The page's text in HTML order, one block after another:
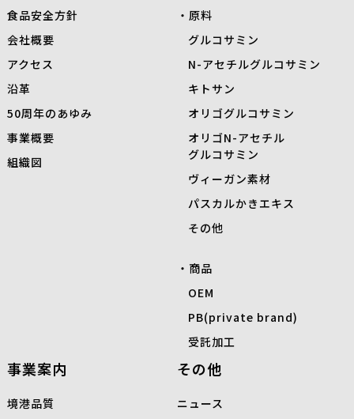
食品安全方針
会社概要
アクセス
沿革
50周年のあゆみ
事業概要
組織図
原料
グルコサミン
N-アセチルグルコサミン
キトサン
オリゴグルコサミン
オリゴN-アセチル
グルコサミン
ヴィーガン素材
パスカルかきエキス
その他
商品
OEM
PB(private brand)
受託加工
事業案内
境港品質
その他
ニュース